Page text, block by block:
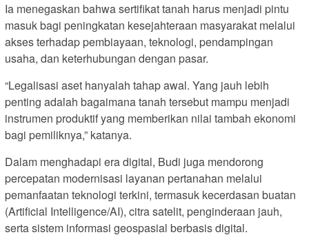
Ia menegaskan bahwa sertifikat tanah harus menjadi pintu
masuk bagi peningkatan kesejahteraan masyarakat melalui
akses terhadap pembiayaan, teknologi, pendampingan
usaha, dan keterhubungan dengan pasar.
“Legalisasi aset hanyalah tahap awal. Yang jauh lebih
penting adalah bagaimana tanah tersebut mampu menjadi
instrumen produktif yang memberikan nilai tambah ekonomi
bagi pemiliknya,” katanya.
Dalam menghadapi era digital, Budi juga mendorong
percepatan modernisasi layanan pertanahan melalui
pemanfaatan teknologi terkini, termasuk kecerdasan buatan
(Artificial Intelligence/AI), citra satelit, penginderaan jauh,
serta sistem informasi geospasial berbasis digital.